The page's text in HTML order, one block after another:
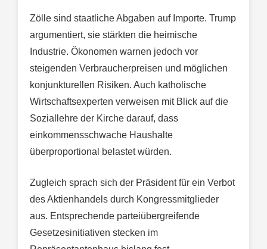
Zölle sind staatliche Abgaben auf Importe. Trump
argumentiert, sie stärkten die heimische
Industrie. Ökonomen warnen jedoch vor
steigenden Verbraucherpreisen und möglichen
konjunkturellen Risiken. Auch katholische
Wirtschaftsexperten verweisen mit Blick auf die
Soziallehre der Kirche darauf, dass
einkommensschwache Haushalte
überproportional belastet würden.
Zugleich sprach sich der Präsident für ein Verbot
des Aktienhandels durch Kongressmitglieder
aus. Entsprechende parteiübergreifende
Gesetzesinitiativen stecken im